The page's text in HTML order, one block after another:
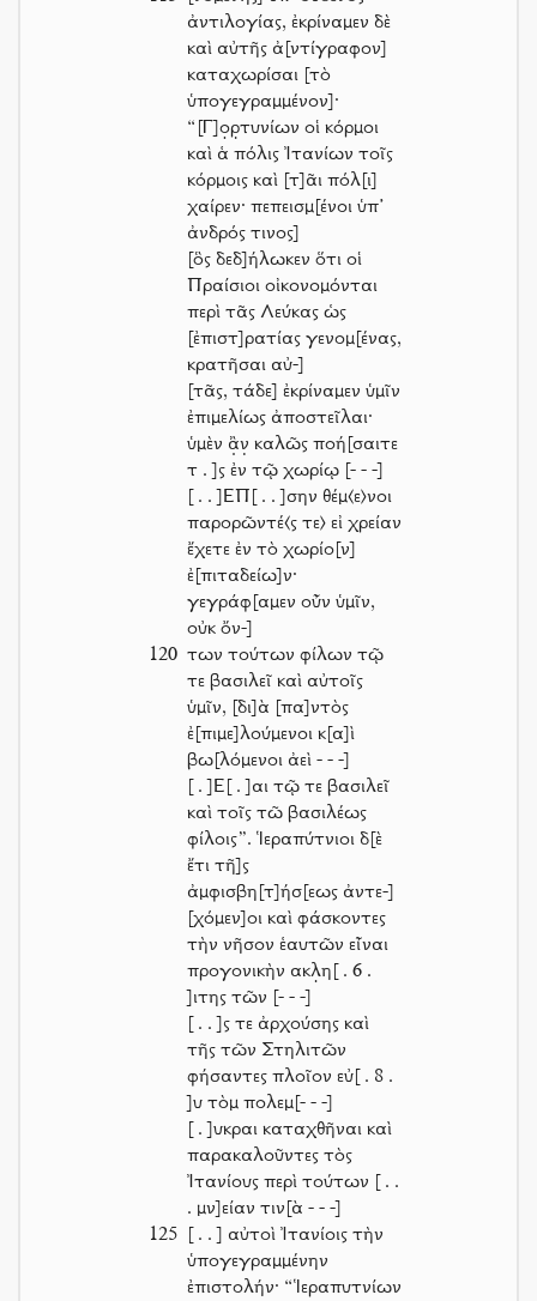
ἀντιλογίας, ἐκρίναμεν δὲ
καὶ αὐτῆς ἀ[ντίγραφον]
καταχωρίσαι [τὸ
ὑπογεγραμμένον]·
“[Γ]ο̣ρ̣τυνίων οἱ κόρμοι
καὶ ἁ πόλις Ἰτανίων τοῖς
κόρμοις καὶ [τ]ᾶι πόλ[ι]
χαίρεν· πεπεισμ[ένοι ὑπ’
ἀνδρός τινος]
[ὃς δεδ]ήλωκεν ὅτι οἱ
Πραίσιοι οἰκονομόνται
περὶ τᾶς Λεύκας ὡς
[ἐπιστ]ρατίας γενομ[ένας,
κρατῆσαι αὐ-]
[τᾶς, τάδε] ἐκρίναμεν ὑμῖν
ἐπιμελίως ἀποστεῖλαι·
ὑμὲν ἂ̣ν̣ καλῶς ποή[σαιτε
τ . ] ς ἐν τῷ χωρίῳ [- - -]
[ . . ] ΕΠ [ . . ] σην θέμ⟨ε⟩νοι
παρορῶντέ⟨ς τε⟩ εἰ χρείαν
ἔχετε ἐν τὸ χωρίο[ν]
ἐ[πιταδείω]ν·
γεγράφ[αμεν οὖν ὑμῖν,
οὐκ ὄν-]
120 των τούτων φίλων τῷ
τε βασιλεῖ καὶ αὐτοῖς
ὑμῖν, [δι]ὰ [πα]ντὸς
ἐ[πιμε]λούμενοι κ[α]ὶ
βω[λόμενοι ἀεὶ - - -]
[ . ] Ε [ . ] αι τῷ τε βασιλεῖ
καὶ τοῖς τῶ βασιλέως
φίλοις”. Ἱεραπύτνιοι δ[ὲ
ἔτι τῆ]ς
ἀμφισβη[τ]ήσ[εως ἀντε-]
[χόμεν]οι καὶ φάσκοντες
τὴν νῆσον ἑαυτῶν εἶναι
προγονικὴν ακλ̣η [ . 6 .
ιτης τῶν [- - -]
[ . . ] ς τε ἀρχούσης καὶ
τῆς τῶν Στηλιτῶν
φήσαντες πλοῖον εὐ [ . 8 .
υ τὸμ πολεμ [- - -]
[ . ] υκραι καταχθῆναι καὶ
παρακαλοῦντες τὸς
Ἰτανίους περὶ τούτων
[ . .
. μν]είαν τιν[ὰ - - -]
125
[ . . ]
αὐτοὶ Ἰτανίοις τὴν
ὑπογεγραμμένην
ἐπιστολήν· “Ἱεραπυτνίων